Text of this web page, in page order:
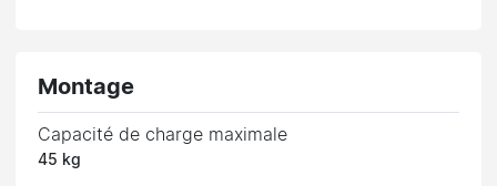
Montage
Capacité de charge maximale
45 kg